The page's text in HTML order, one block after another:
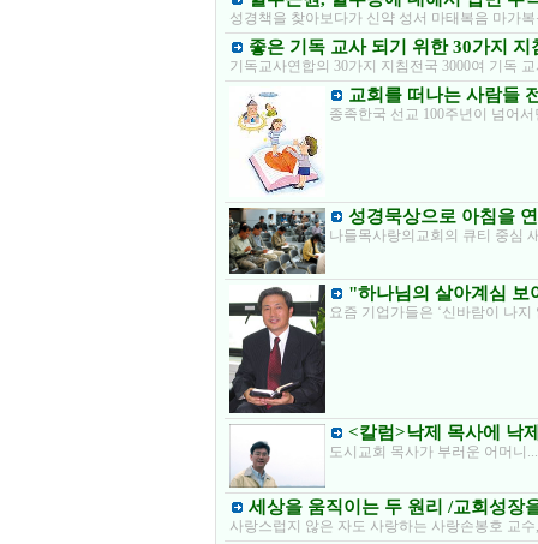
성경책을 찾아보다가 신약 성서 마태복음 마가
좋은 기독 교사 되기 위한 30가지
기독교사연합의 30가지 지침전국 3000여 기독
교회를 떠나는 사람들
종족한국 선교 100주년이 넘어
성경묵상으로 아침을
나들목사랑의교회의 큐티 중심
"하나님의 살아계심 보
요즘 기업가들은 ‘신바람이 나
<칼럼>낙제 목사에 낙
도시교회 목사가 부러운 어머니
세상을 움직이는 두 원리 /교회성장
사랑스럽지 않은 자도 사랑하는 사랑손봉호 교